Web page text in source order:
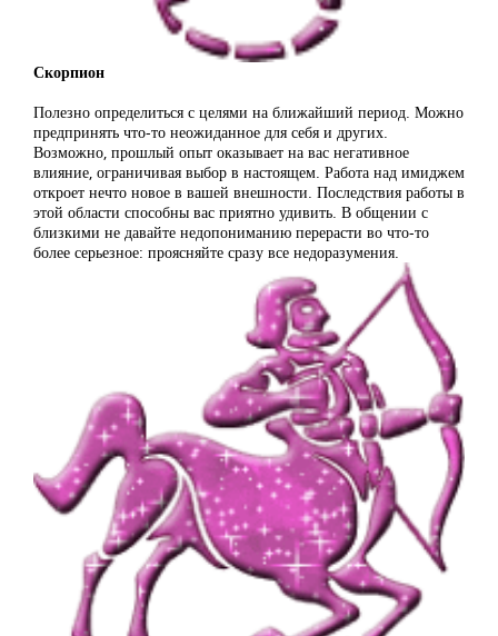
Скорпион
Полезно определиться с целями на ближайший период. Можно
предпринять что-то неожиданное для себя и других.
Возможно, прошлый опыт оказывает на вас негативное
влияние, ограничивая выбор в настоящем. Работа над имиджем
откроет нечто новое в вашей внешности. Последствия работы в
этой области способны вас приятно удивить. В общении с
близкими не давайте недопониманию перерасти во что-то
более серьезное: проясняйте сразу все недоразумения.